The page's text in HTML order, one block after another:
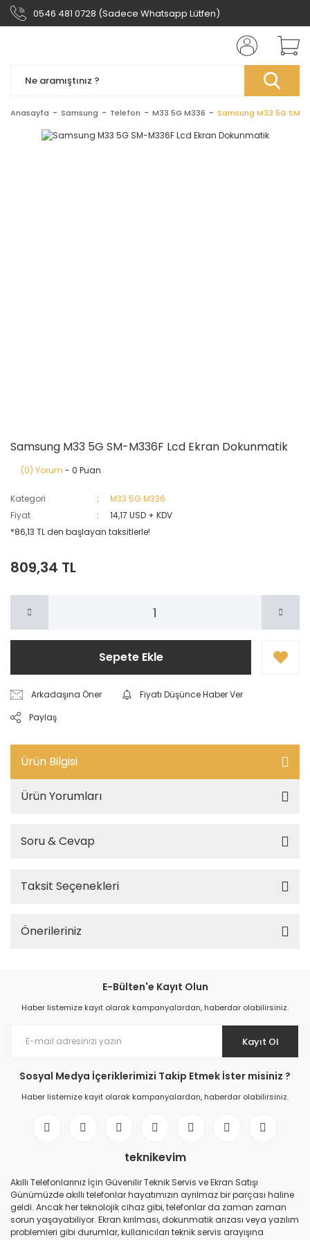
0546 481 0728 (Sadece Whatsapp Lütfen)
Anasayfa Samsung Telefon M33 5G M336 Samsung M33 5G SM-
Samsung M33 5G SM-M336F Lcd Ekran Dokunmatik
(0) Yorum - 0 Puan
Kategori
M33 5G M336
Fiyat
14,17 USD + KDV
*86,13 TL den başlayan taksitlerle!
809,34 TL
Sepete Ekle
Arkadaşına Öner
Fiyatı Düşünce Haber Ver
Paylaş
Ürün Bilgisi
Ürün Yorumları
Soru & Cevap
Taksit Seçenekleri
Önerileriniz
E-Bülten'e Kayıt Olun
Haber listemize kayıt olarak kampanyalardan, haberdar olabilirsiniz.
Kayıt Ol
Sosyal Medya İçeriklerimizi Takip Etmek İster misiniz ?
Haber listemize kayıt olarak kampanyalardan, haberdar olabilirsiniz.
teknikevim
Akıllı Telefonlarınız İçin Güvenilir Teknik Servis ve Ekran Satışı
Günümüzde akıllı telefonlar hayatımızın ayrılmaz bir parçası haline
geldi. Ancak her teknolojik cihaz gibi, telefonlar da zaman zaman
sorun yaşayabiliyor. Ekran kırılması, dokunmatik arızası veya yazılım
problemleri gibi durumlar, kullanıcıları teknik servis arayışına